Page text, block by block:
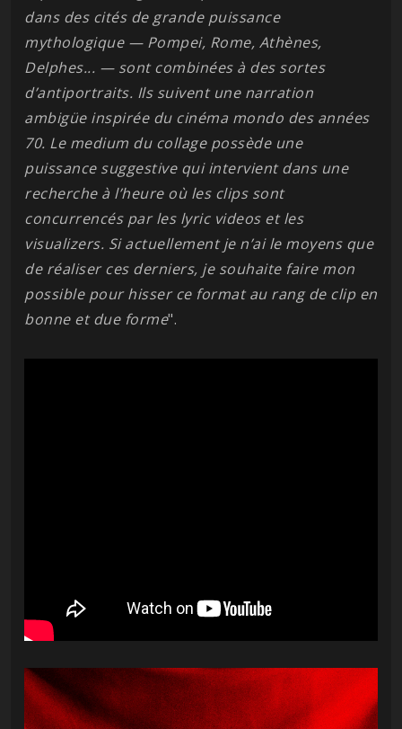
dans des cités de grande puissance
mythologique — Pompei, Rome, Athènes,
Delphes... — sont combinées à des sortes
d’antiportraits. Ils suivent une narration
ambigüe inspirée du cinéma mondo des années
70. Le medium du collage possède une
puissance suggestive qui intervient dans une
recherche à l’heure où les clips sont
concurrencés par les lyric videos et les
visualizers. Si actuellement je n’ai le moyens que
de réaliser ces derniers, je souhaite faire mon
possible pour hisser ce format au rang de clip en
bonne et due forme".